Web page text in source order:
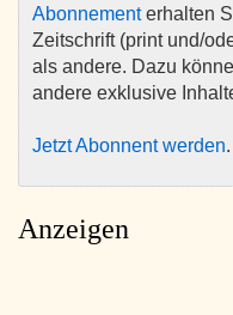
Abonnementerhalten
Zeitschrift (print und/
als andere. Dazu
andere exklusive
Jetzt Abonnent werden.
Anzeigen